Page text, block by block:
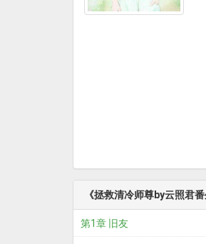
《拯救清冷师尊by云照君
第1章 旧友